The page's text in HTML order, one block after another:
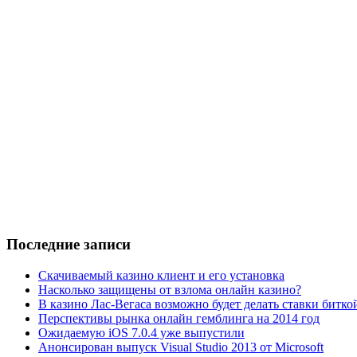
Последние записи
Скачиваемый казино клиент и его установка
Насколько защищены от взлома онлайн казино?
В казино Лас-Вегаса возможно будет делать ставки
Перспективы рынка онлайн гемблинга на 2014 год
Ожидаемую iOS 7.0.4 уже выпустили
Анонсирован выпуск Visual Studio 2013 от Microsoft